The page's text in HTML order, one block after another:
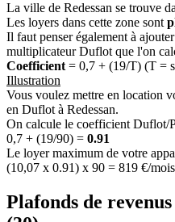
La ville de Redessan se trouve
Les loyers dans cette zone sont
Il faut penser également à
multiplicateur Duflot que l'on
Coefficient = 0,7 + (19/T) (T =
Illustration
Vous voulez mettre en location
en Duflot à Redessan.
On calcule le coefficient Duflot/
0,7 + (19/90) = 0.91
Le loyer maximum de votre
(10,07 x 0.91) x 90 = 819 €/mois
Plafonds de